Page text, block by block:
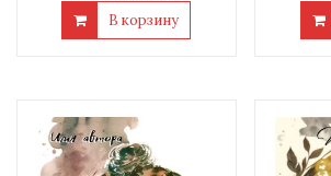
В корзину